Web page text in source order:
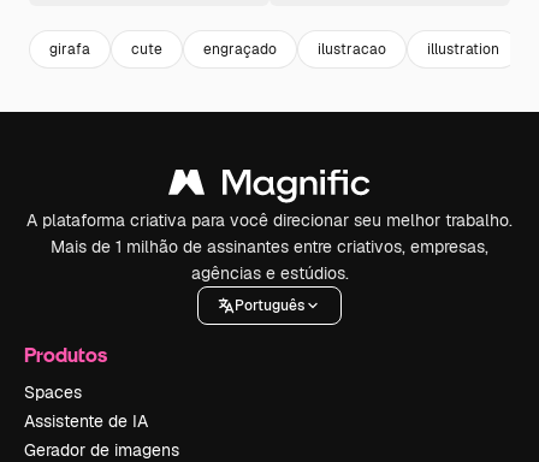
girafa cute engraçado ilustracao illustration
A plataforma criativa para você direcionar seu melhor trabalho.
Mais de 1 milhão de assinantes entre criativos, empresas,
agências e estúdios.
Português
Produtos
Spaces
Assistente de IA
Gerador de imagens